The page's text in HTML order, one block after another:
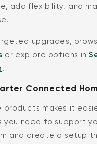
add flexibility, and
upgrades,
or explore options in
.
Connected
products makes it
you need to support
and create a setup